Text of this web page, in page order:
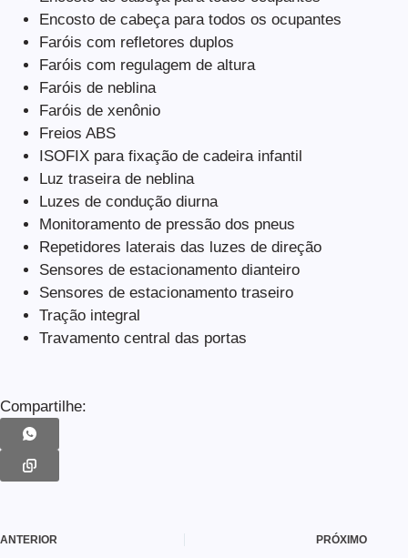
Encosto de cabeça para todos os ocupantes
Faróis com refletores duplos
Faróis com regulagem de altura
Faróis de neblina
Faróis de xenônio
Freios ABS
ISOFIX para fixação de cadeira infantil
Luz traseira de neblina
Luzes de condução diurna
Monitoramento de pressão dos pneus
Repetidores laterais das luzes de direção
Sensores de estacionamento dianteiro
Sensores de estacionamento traseiro
Tração integral
Travamento central das portas
Compartilhe:
ANTERIOR PRÓXIMO